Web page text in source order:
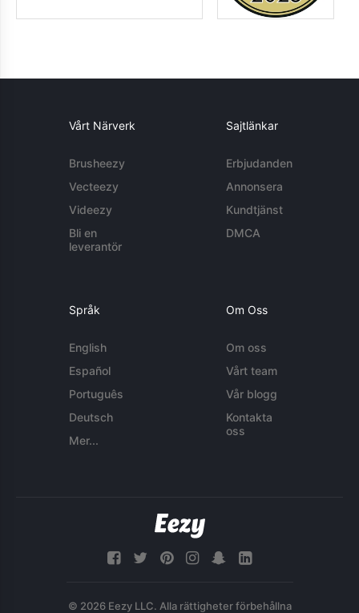
Vårt Närverk
Brusheezy
Vecteezy
Videezy
Bli en
leverantör
Sajtlänkar
Erbjudanden
Annonsera
Kundtjänst
DMCA
Språk
English
Español
Português
Deutsch
Mer...
Om Oss
Om oss
Vårt team
Vår blogg
Kontakta
oss
© 2026 Eezy LLC. Alla rättigheter förbehållna